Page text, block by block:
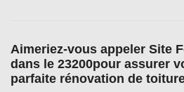
Aimeriez-vous appeler Site
dans le 23200pour assurer
parfaite rénovation de